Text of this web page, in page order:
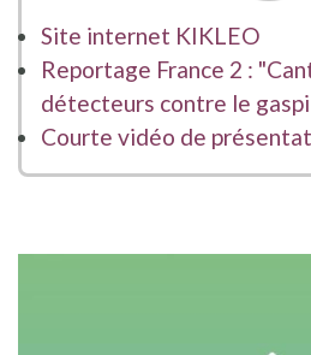
Site internet KIKLEO
Reportage France 2 :
détecteurs contre le
Courte vidéo de